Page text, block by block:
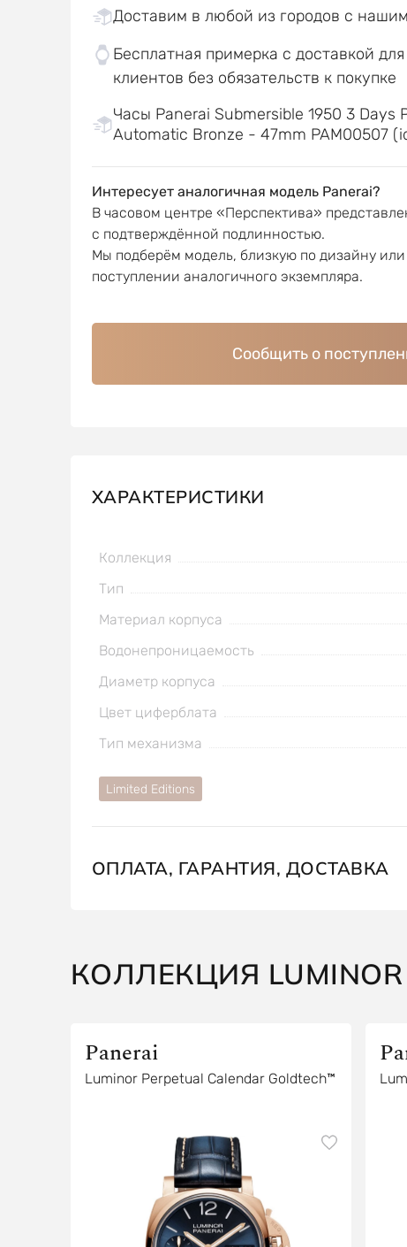
Доставим в любой из городов с
Бесплатная примерка с доставкой
клиентов без обязательств к покупке
Часы Panerai Submersible 1950 3 Days
Automatic Bronze - 47mm PAM00507
Интересует аналогичная модель Panerai?
В часовом центре «Перспектива»
с подтверждённой подлинностью.
Мы подберём модель, близкую по дизайну
поступлении аналогичного экземпляра.
Сообщить о
ХАРАКТЕРИСТИКИ
Коллекция
Тип
Материал корпуса
Водонепроницаемость
Диаметр корпуса
Цвет циферблата
Тип механизма
Limited Editions
ОПЛАТА, ГАРАНТИЯ, ДОСТАВКА
КОЛЛЕКЦИЯ LUMINOR
Panerai
Luminor Perpetual Calendar Goldtech™